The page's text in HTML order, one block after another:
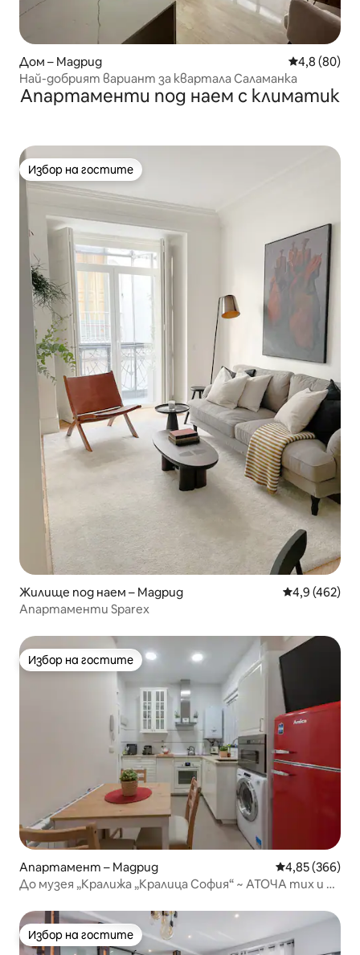
Дом – Мадрид Средна
4,8 (80)
Най-добрият вариант за квартала Саламанка
Апартаменти под наем с климатик
Избор на гостите
Избор на гостите
Жилище под наем – Мадрид Средна
4,9 (462)
Апартаменти Sparex
Избор на гостите
Избор на гостите
Апартамент – Мадрид Средна
4,85 (366)
До музея „Кралижа „Кралица София“ ~ АТОЧА тих и в
Избор на гостите
Избор на гостите